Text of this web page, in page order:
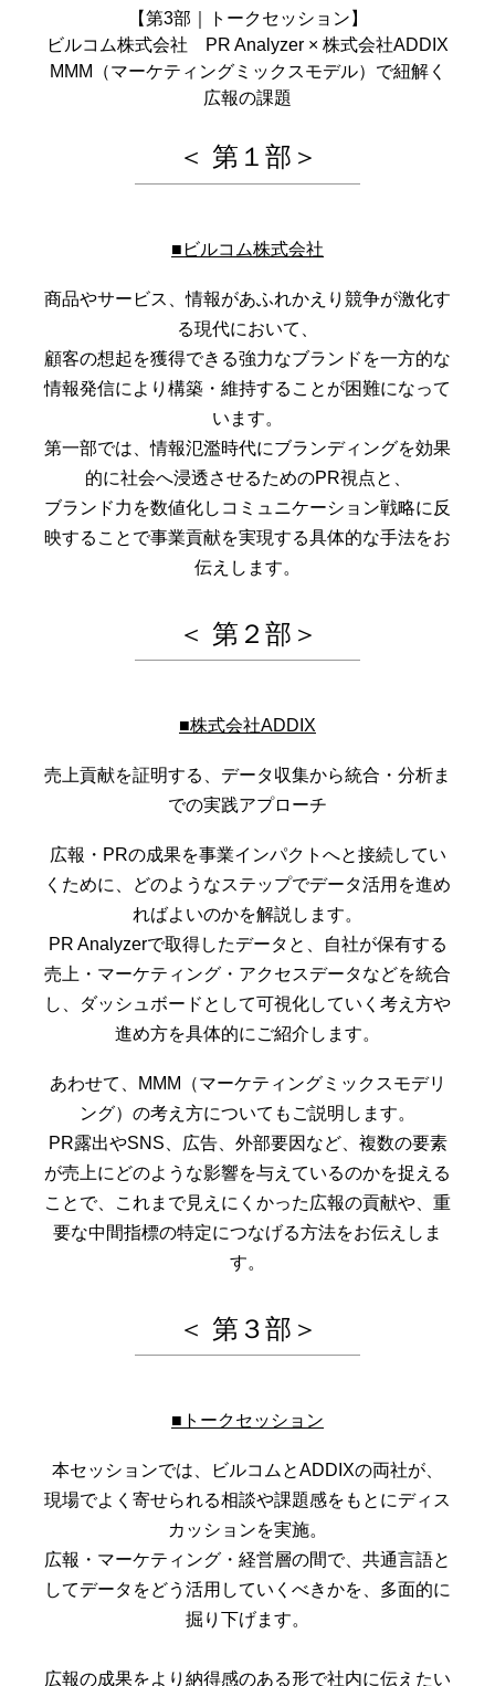
【第3部｜トークセッション】
ビルコム株式会社 PR Analyzer × 株式会社ADDIX
MMM（マーケティングミックスモデル）で紐解く
広報の課題
＜ 第１部＞
■ビルコム株式会社
商品やサービス、情報があふれかえり競争が激化す
る現代において、
顧客の想起を獲得できる強力なブランドを一方的な
情報発信により構築・維持することが困難になって
います。
第一部では、情報氾濫時代にブランディングを効果
的に社会へ浸透させるためのPR視点と、
ブランド力を数値化しコミュニケーション戦略に反
映することで事業貢献を実現する具体的な手法をお
伝えします。
＜ 第２部＞
■株式会社ADDIX
売上貢献を証明する、データ収集から統合・分析ま
での実践アプローチ
広報・PRの成果を事業インパクトへと接続してい
くために、どのようなステップでデータ活用を進め
ればよいのかを解説します。
PR Analyzerで取得したデータと、自社が保有する
売上・マーケティング・アクセスデータなどを統合
し、ダッシュボードとして可視化していく考え方や
進め方を具体的にご紹介します。
あわせて、MMM（マーケティングミックスモデリ
ング）の考え方についてもご説明します。
PR露出やSNS、広告、外部要因など、複数の要素
が売上にどのような影響を与えているのかを捉える
ことで、これまで見えにくかった広報の貢献や、重
要な中間指標の特定につなげる方法をお伝えしま
す。
＜ 第３部＞
■トークセッション
本セッションでは、ビルコムとADDIXの両社が、
現場でよく寄せられる相談や課題感をもとにディス
カッションを実施。
広報・マーケティング・経営層の間で、共通言語と
してデータをどう活用していくべきかを、多面的に
掘り下げます。
広報の成果をより納得感のある形で社内に伝えたい